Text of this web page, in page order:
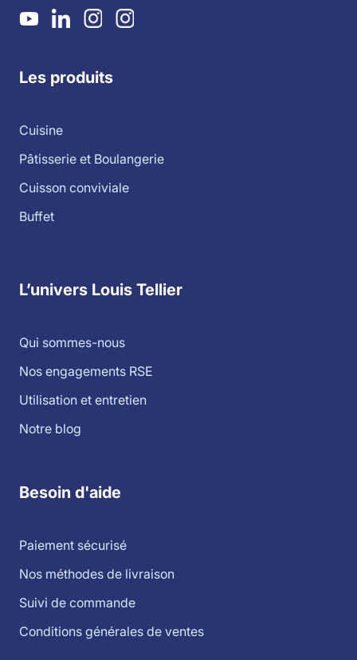
Les produits
Cuisine
Pâtisserie et Boulangerie
Cuisson conviviale
Buffet
L’univers Louis Tellier
Qui sommes-nous
Nos engagements RSE
Utilisation et entretien
Notre blog
Besoin d'aide
Paiement sécurisé
Nos méthodes de livraison
Suivi de commande
Conditions générales de ventes